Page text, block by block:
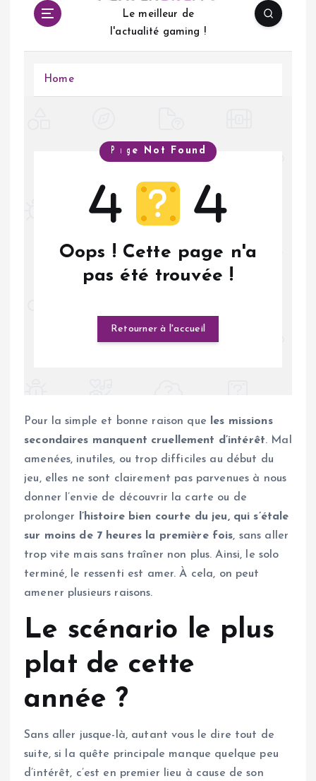
Pour la simple et bonne raison que les missions
secondaires manquent cruellement d’intérêt. Mal
amenées, inutiles, ou trop difficiles au début du
jeu, elles ne sont clairement pas parvenues à nous
donner l’envie de découvrir la carte ou de
prolonger l’histoire bien courte du jeu, qui s’étale
sur moins de 7 heures la première fois, sans aller
trop vite mais sans traîner non plus. Ainsi, le solo
terminé, le ressenti est amer. À cela, on peut
amener plusieurs raisons.
Le scénario le plus
plat de cette
année ?
Sans aller jusque-là, autant vous le dire tout de
suite, si la quête principale manque quelque peu
d’intérêt, c’est en premier lieu à cause de son